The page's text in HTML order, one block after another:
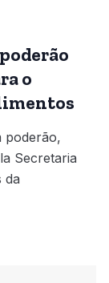
o
poderão,
Secretaria
da